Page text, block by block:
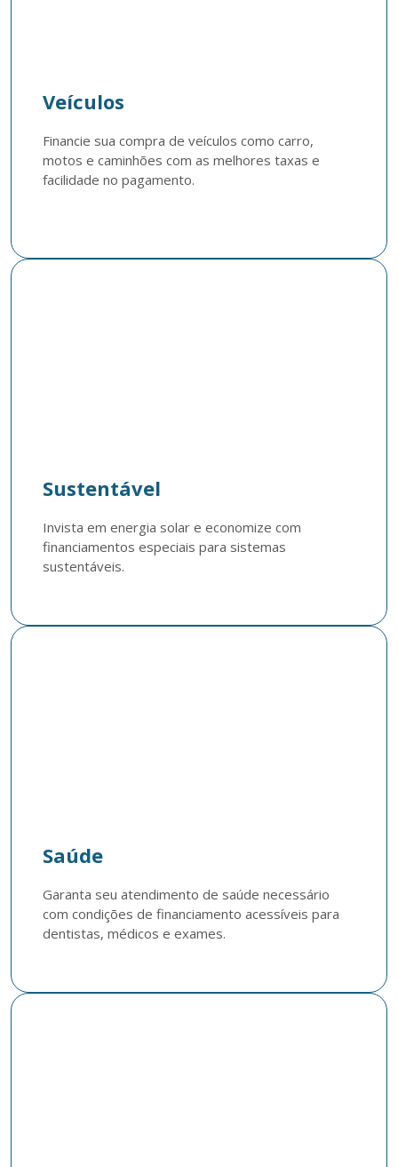
Veículos
Financie sua compra de veículos como carro,
motos e caminhões com as melhores taxas e
facilidade no pagamento.
Sustentável
Invista em energia solar e economize com
financiamentos especiais para sistemas
sustentáveis.
Saúde
Garanta seu atendimento de saúde necessário
com condições de financiamento acessíveis para
dentistas, médicos e exames.